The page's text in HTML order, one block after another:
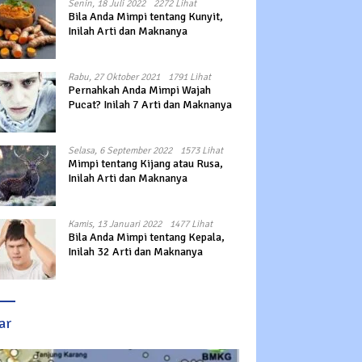
Senin, 18 Juli 2022 2272 Lihat
Bila Anda Mimpi tentang Kunyit,
Inilah Arti dan Maknanya
Rabu, 27 Oktober 2021 1791 Lihat
Pernahkah Anda Mimpi Wajah
Pucat? Inilah 7 Arti dan Maknanya
Selasa, 6 September 2022 1573 Lihat
Mimpi tentang Kijang atau Rusa,
Inilah Arti dan Maknanya
Kamis, 13 Januari 2022 1477 Lihat
Bila Anda Mimpi tentang Kepala,
Inilah 32 Arti dan Maknanya